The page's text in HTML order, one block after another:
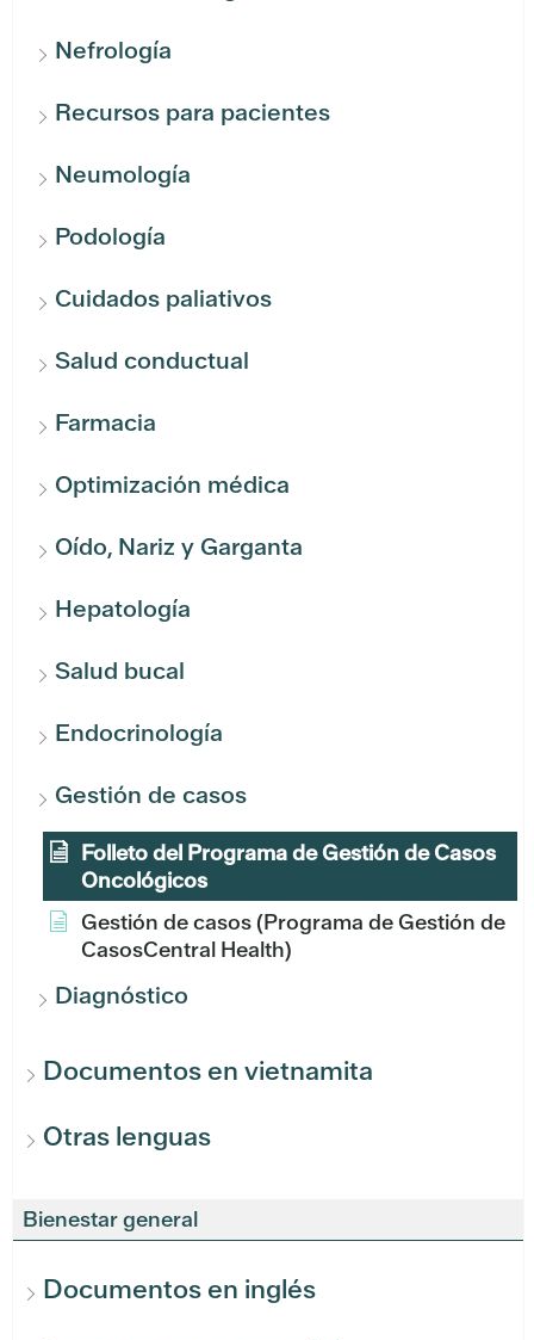
Nefrología
Recursos para pacientes
Neumología
Podología
Cuidados paliativos
Salud conductual
Farmacia
Optimización médica
Oído, Nariz y Garganta
Hepatología
Salud bucal
Endocrinología
Gestión de casos
Folleto del Programa de Gestión de Casos
Oncológicos
Gestión de casos (Programa de Gestión de
CasosCentral Health)
Diagnóstico
Documentos en vietnamita
Otras lenguas
Bienestar general
Documentos en inglés